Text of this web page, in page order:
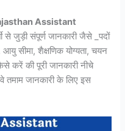
Assistant
से जुड़ी संपूर्ण जानकारी जैसे _पदों
सीमा, शैक्षणिक योग्यता, चयन
करें की पूरी जानकारी नीचे
तमाम जानकारी के लिए इस